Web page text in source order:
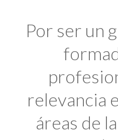
Por ser un
relevancia
áreas de